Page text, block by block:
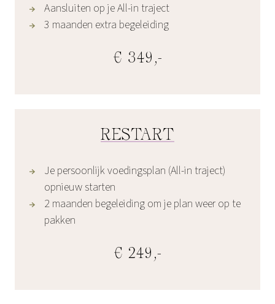
Aansluiten op je All-in traject
3 maanden extra begeleiding
€ 349,-
RESTART
Je persoonlijk voedingsplan (All-in traject)
opnieuw starten
2 maanden begeleiding om je plan weer op te
pakken
€ 249,-